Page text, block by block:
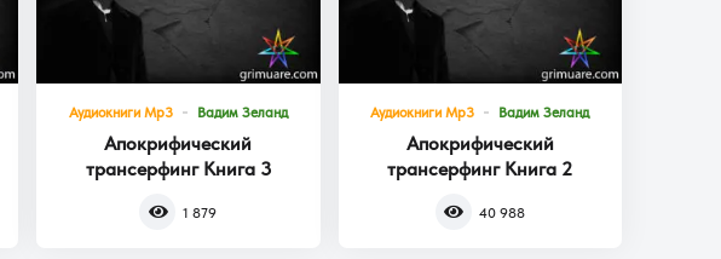
Аудиокниги Mp3 Вадим Зеланд
Апокрифический
трансерфинг Книга 3
1 879
Аудиокниги Mp3 Вадим Зеланд
Апокрифический
трансерфинг Книга 2
40 988